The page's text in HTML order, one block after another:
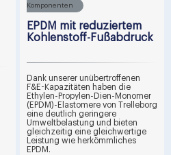
Komponenten
EPDM mit reduziertem
Kohlenstoff-Fußabdruck
Dank unserer unübertroffenen
F&E-Kapazitäten haben die
Ethylen-Propylen-Dien-Monomer
(EPDM)-Elastomere von Trelleborg
eine deutlich geringere
Umweltbelastung und bieten
gleichzeitig eine gleichwertige
Leistung wie herkömmliches
EPDM.